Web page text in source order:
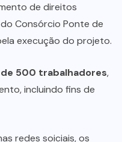
de direitos
Consórcio Ponte de
execução do projeto.
500 trabalhadores,
incluindo fins de
redes soiciais, os